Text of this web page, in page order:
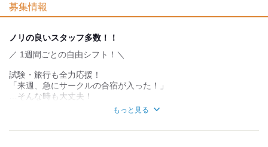
個性が生かせる
デスクワーク
お客様との対話が
力仕事が少ない
募集情報
ノリの良いスタッフ多数！！
／ 1週間ごとの自由シフト！＼
試験・旅行も全力応援！
「来週、急にサークルの合宿が入った！」
…そんな時も大丈夫！
シフト提出は1週間ごとだから、
もっと見る